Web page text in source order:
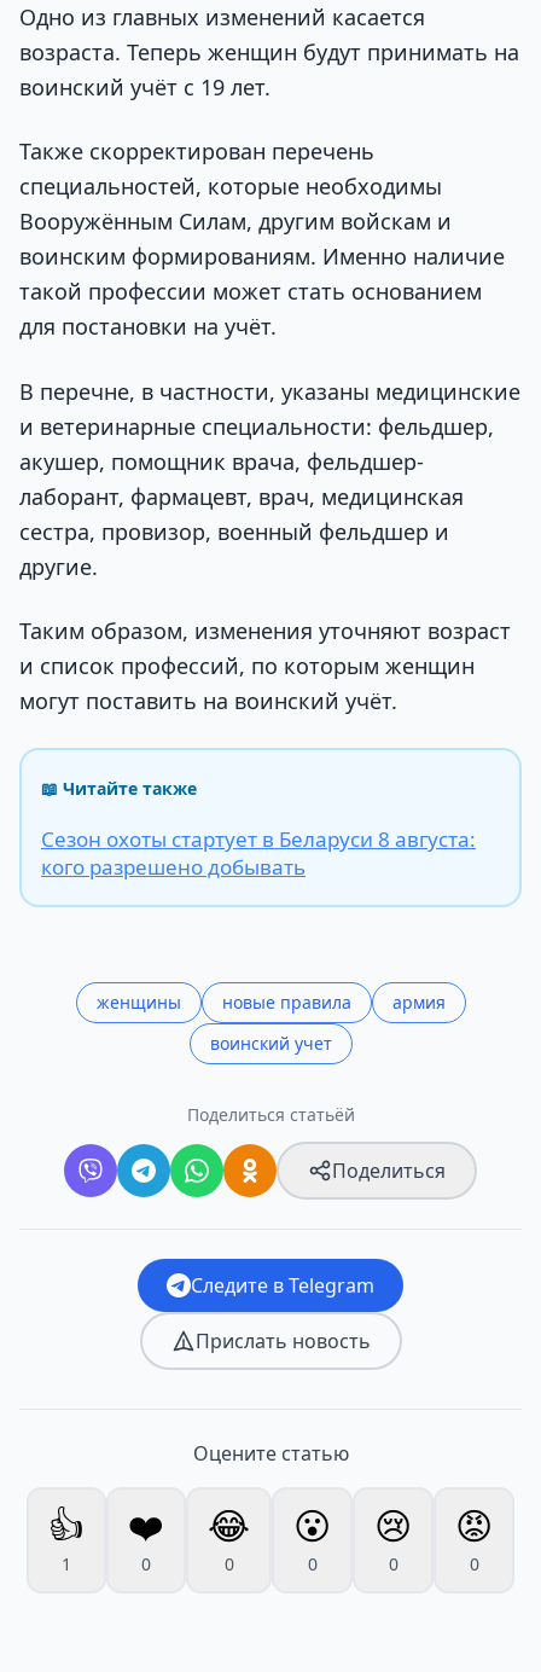
Одно из главных изменений касается
возраста. Теперь женщин будут принимать на
воинский учёт с 19 лет.
Также скорректирован перечень
специальностей, которые необходимы
Вооружённым Силам, другим войскам и
воинским формированиям. Именно наличие
такой профессии может стать основанием
для постановки на учёт.
В перечне, в частности, указаны медицинские
и ветеринарные специальности: фельдшер,
акушер, помощник врача, фельдшер-
лаборант, фармацевт, врач, медицинская
сестра, провизор, военный фельдшер и
другие.
Таким образом, изменения уточняют возраст
и список профессий, по которым женщин
могут поставить на воинский учёт.
📖 Читайте также
Сезон охоты стартует в Беларуси 8 августа:
кого разрешено добывать
женщины новые правила
армия
воинский учет
Поделиться статьёй
Поделиться
Следите в Telegram
Прислать новость
Оцените статью
👍
1
❤️
0
😂
0
😮
0
😢
0
😡
0